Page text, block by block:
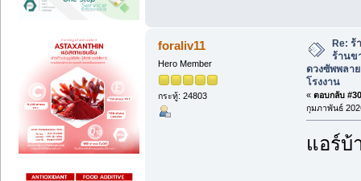
foraliv11
Hero Member
กระทู้: 24803
Re: ร้
ร้านข
ดวงซัพพลา
โรงงาน
« ตอบกลับ
กุมภาพันธ์
แอร์บ้